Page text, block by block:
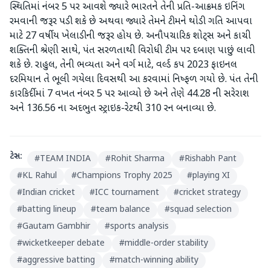
સ્થિતિમાં નંબર 5 પર આવશે જ્યારે ભારતને તેની પ્રતિ-આક્રમક ઇનિંગ
રમવાની જરૂર પડી શકે છે અથવા જ્યારે તેમને ટીમને થોડી ગતિ આપવા
માટે 27 વર્ષીય ખેલાડીની જરૂર હોય છે. અનૌપચારિક શોટ્સ અને કાચી
શક્તિની શ્રેણી સાથે, પંત સરળતાથી વિરોધી ટીમ પર દબાણ પાછું લાવી
શકે છે. રાહુલ, તેની ભવ્યતા અને વર્ગ માટે, વર્લ્ડ કપ 2023 ફાઇનલ
દરમિયાન તે ભૂલી ગયેલા દિવસથી આ કરવામાં નિષ્ફળ ગયો છે. પંત તેની
કારકિર્દીમાં 7 વખત નંબર 5 પર આવ્યો છે અને તેણે 44.28 ની સરેરાશ
અને 136.56 ના અદભુત સ્ટ્રાઇક-રેટથી 310 રન બનાવ્યા છે.
ટેગ્સ: #TEAM INDIA #Rohit Sharma #Rishabh Pant
#KL Rahul #Champions Trophy 2025 #playing XI
#Indian cricket #ICC tournament #cricket strategy
#batting lineup #team balance #squad selection
#Gautam Gambhir #sports analysis
#wicketkeeper debate #middle-order stability
#aggressive batting #match-winning ability